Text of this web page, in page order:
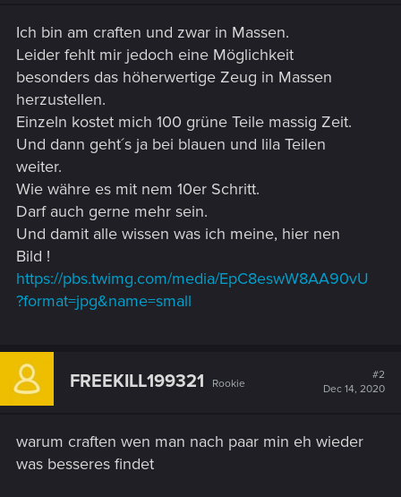
Ich bin am craften und zwar in Massen.
Leider fehlt mir jedoch eine Möglichkeit
besonders das höherwertige Zeug in Massen
herzustellen.
Einzeln kostet mich 100 grüne Teile massig Zeit.
Und dann geht´s ja bei blauen und lila Teilen
weiter.
Wie währe es mit nem 10er Schritt.
Darf auch gerne mehr sein.
Und damit alle wissen was ich meine, hier nen
Bild !
https://pbs.twimg.com/media/EpC8eswW8AA90vU
?format=jpg&name=small
FREEKILL199321 Rookie
#2
Dec 14, 2020
warum craften wen man nach paar min eh wieder
was besseres findet